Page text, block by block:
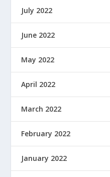
July 2022
June 2022
May 2022
April 2022
March 2022
February 2022
January 2022